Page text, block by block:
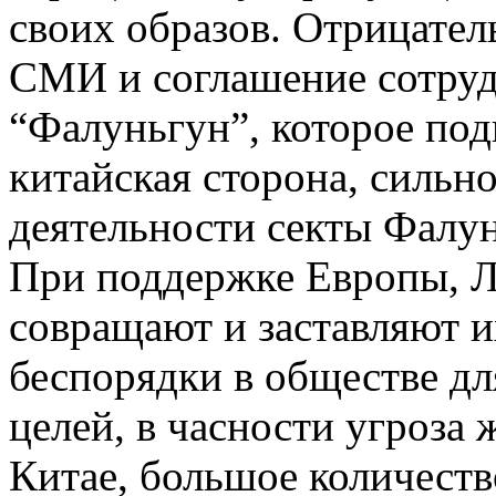
своих образов.
СМИ и соглашение
“Фалуньгун”, которое
китайская сторона,
деятельности секты
При поддержке Европы,
совращают и заставляют
беспорядки в обществе
целей, в часности
Китае, большое